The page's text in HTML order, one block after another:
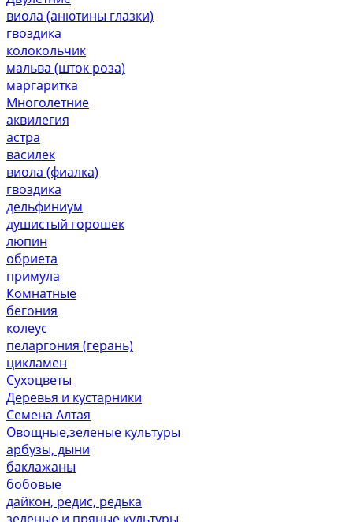
виола (анютины глазки)
гвоздика
колокольчик
мальва (шток роза)
маргаритка
Многолетние
аквилегия
астра
василек
виола (фиалка)
гвоздика
дельфиниум
душистый горошек
люпин
обриета
примула
Комнатные
бегония
колеус
пеларгония (герань)
цикламен
Сухоцветы
Деревья и кустарники
Семена Алтая
Овощные,зеленые культуры
арбузы, дыни
баклажаны
бобовые
дайкон, редис, редька